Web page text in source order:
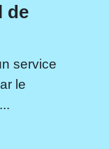
de
service
le